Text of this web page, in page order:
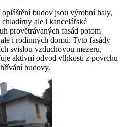
budov jsou výrobní haly,
ale i kancelářské
provětrávaných fasád potom
i rodinných domů. Tyto fasády
svislou vzduchovou mezeru,
aktivní odvod vlhkosti z povrchu
budovy.